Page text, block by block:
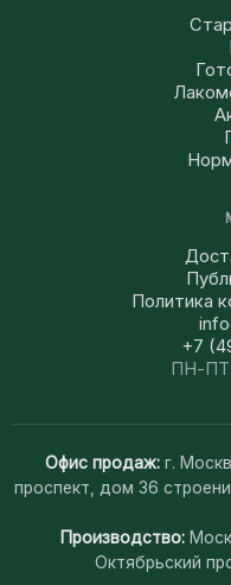
Политика
+7
ПН-ПТ
Офис продаж: г.
проспект, дом 36
Производство:
Октябрьский